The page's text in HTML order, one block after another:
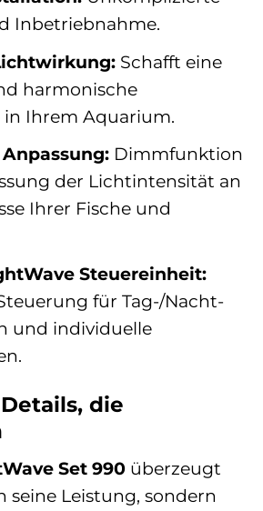
Inbetriebnahme.
Schafft eine
harmonische
Ihrem Aquarium.
Dimmfunktion
der Lichtintensität an
Ihrer Fische und
Steuereinheit:
für Tag-/Nacht-
und individuelle
die
Set 990 überzeugt
Leistung, sondern